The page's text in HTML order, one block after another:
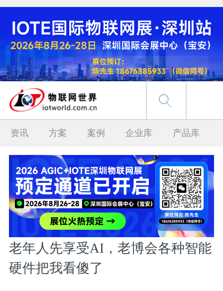
资讯 方案 案例 企业库 产品库
老年人先享受AI，老博会各种智能
硬件把我看傻了